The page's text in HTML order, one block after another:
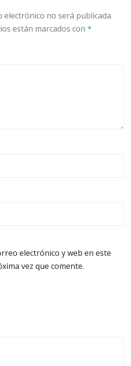
electrónico no será publicada.
están marcados con *
electrónico y web en este
vez que comente.